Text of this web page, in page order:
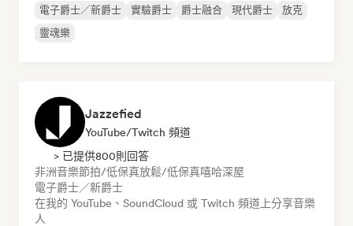
電子爵士／新爵士 實驗爵士 爵士融合 現代爵士
放克
靈魂樂
Jazzefied
YouTube/Twitch 頻道
> 已提供800則回答
非洲音樂節拍/低保真放鬆/低保真嘻哈深屋
電子爵士／新爵士
在我的 YouTube、SoundCloud 或 Twitch 頻道上分享音樂
人